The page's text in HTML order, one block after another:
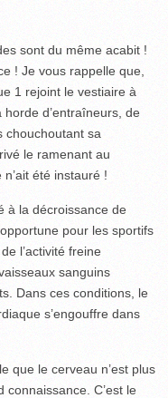
sont du même acabit !
! Je vous rappelle que,
1 rejoint le vestiaire à
d’entraîneurs, de
chouchoutant sa
le ramenant au
été instauré !
à la décroissance de
pour les sportifs
l’activité freine
sanguins
Dans ces conditions, le
s’engouffre dans
que le cerveau n’est plus
C’est le